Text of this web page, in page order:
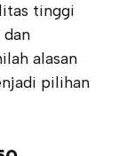
tinggi
alasan
pilihan